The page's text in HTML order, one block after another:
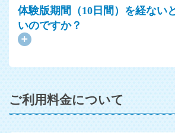
体験版期間（10日間）を経ない
いのですか？
ご利用料金について